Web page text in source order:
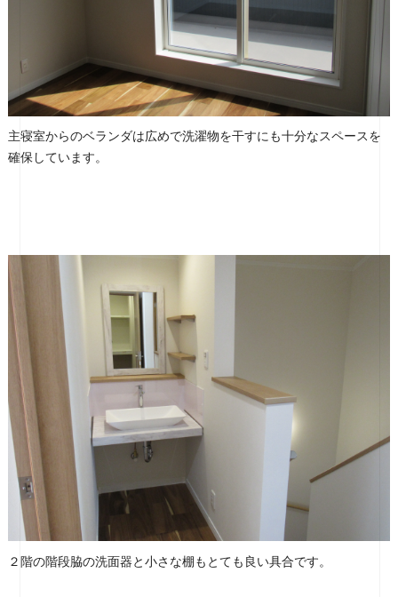
主寝室からのベランダは広めで洗濯物を干すにも十分なスペースを
確保しています。
２階の階段脇の洗面器と小さな棚もとても良い具合です。